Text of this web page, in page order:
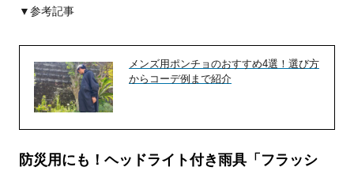
▼参考記事
メンズ用ポンチョのおすすめ4選！選び方
からコーデ例まで紹介
防災用にも！ヘッドライト付き雨具「フラッシ